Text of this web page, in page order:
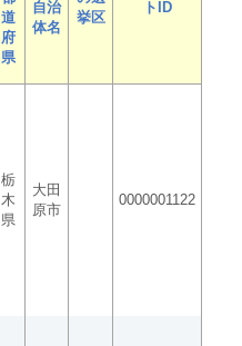
道
府
県
自治
体名
挙区
トID
栃
木
県
大田
原市
0000001122